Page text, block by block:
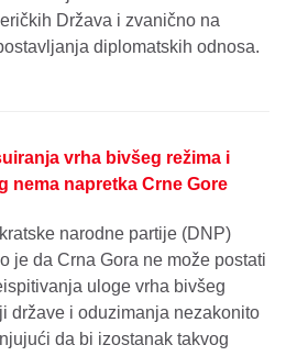
Država i zvanično na
diplomatskih odnosa.
vrha bivšeg režima i
nema napretka Crne Gore
narodne partije (DNP)
je da Crna Gora ne može postati
uloge vrha bivšeg
države i oduzimanja nezakonito
da bi izostanak takvog